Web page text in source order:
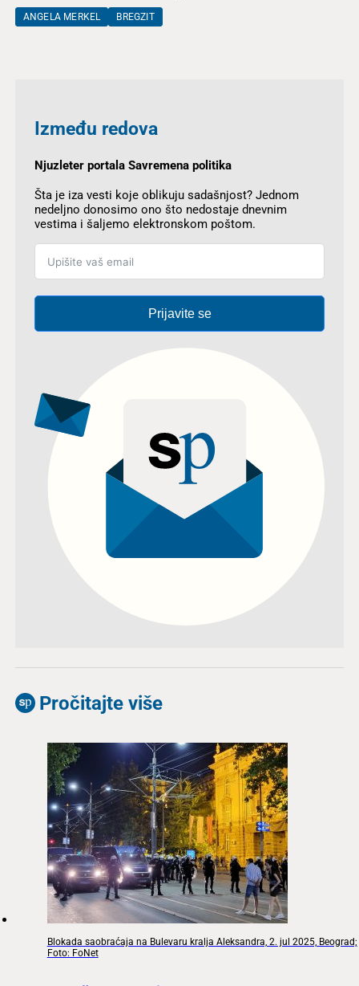
ANGELA MERKEL BREGZIT
Između redova
Njuzleter portala Savremena politika
Šta je iza vesti koje oblikuju sadašnjost? Jednom
nedeljno donosimo ono što nedostaje dnevnim
vestima i šaljemo elektronskom poštom.
Prijavite se
Pročitajte više
Blokada saobraćaja na Bulevaru kralja Aleksandra, 2. jul 2025, Beograd;
Foto: FoNet